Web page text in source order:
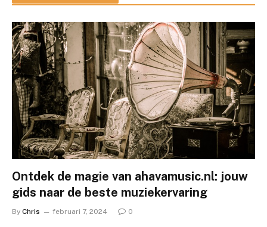
Ontdek de magie van ahavamusic.nl: jouw
gids naar de beste muziekervaring
By Chris februari 7, 2024 0